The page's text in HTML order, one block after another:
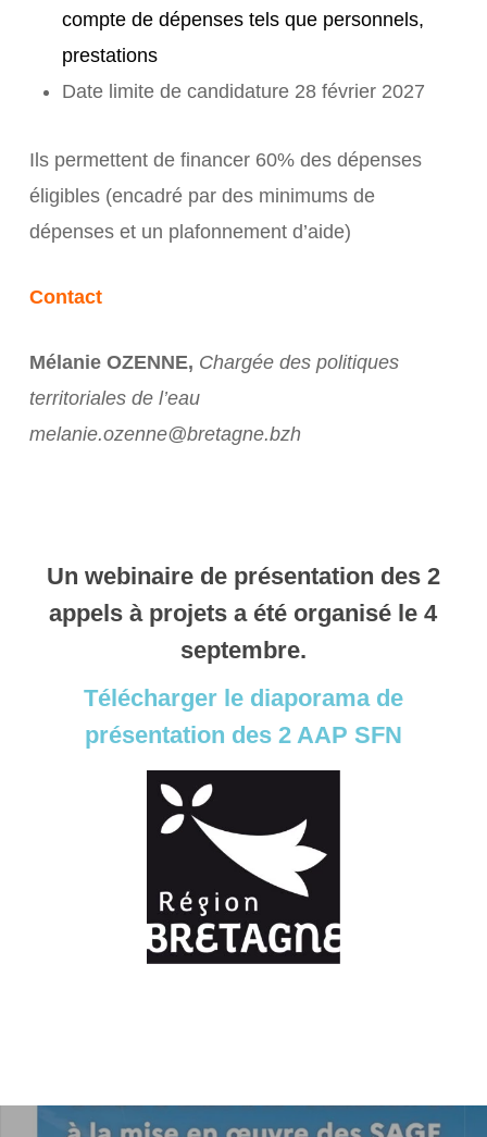
compte de dépenses tels que personnels,
prestations
Date limite de candidature 28 février 2027
Ils permettent de financer 60% des dépenses
éligibles (encadré par des minimums de
dépenses et un plafonnement d’aide)
Contact
Mélanie OZENNE, Chargée des politiques
territoriales de l’eau
melanie.ozenne@bretagne.bzh
Un webinaire de présentation des 2
appels à projets a été organisé le 4
septembre.
Télécharger le diaporama de
présentation des 2 AAP SFN